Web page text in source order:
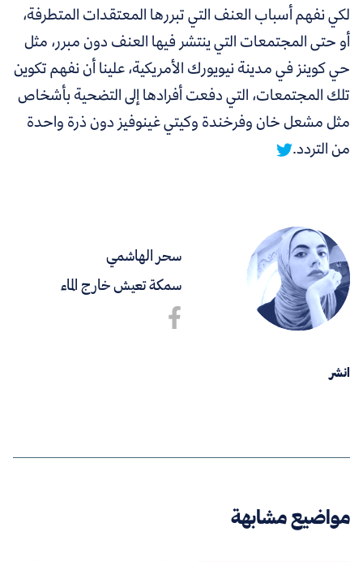
سحر الهاشمي
سمكة تعيش خارج الماء
انشر
لكي نفهم أسباب العنف التي تبررها المعتقدات المتطرفة،
أو حتى المجتمعات التي ينتشر فيها العنف دون مبرر، مثل
حي كوينز في مدينة نيويورك الأمريكية،علينا أن نفهم تكوين
تلك المجتمعات، التي دفعت أفرادها إلى التضحية بأشخاص
مثل مشعل خان وفرخندة وكيتي غينوفيز دون ذرة واحدة
من التردد.
مواضيع مشابهة